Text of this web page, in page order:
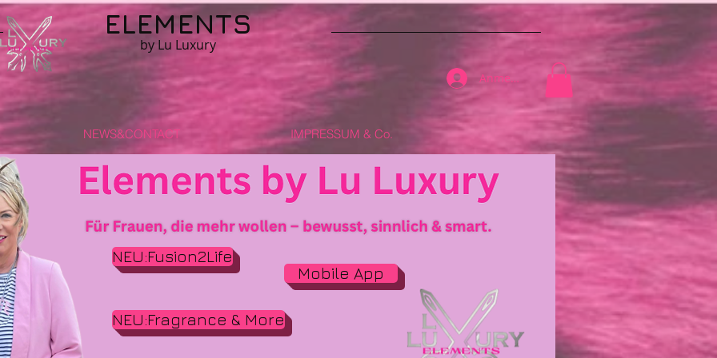
ELEMENTS
by Lu Luxury
Anmelden
NEWS&CONTACT IMPRESSUM & Co.
NEU:Fusion2Life
NEU:Fragrance & More
Mobile App